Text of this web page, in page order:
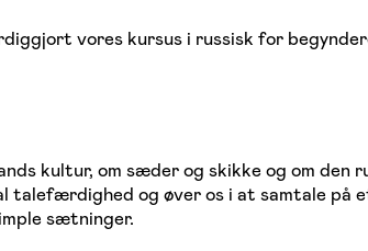
vores kursus i russisk for
kultur, om sæder og skikke og om den
talefærdighed og øver os i at samtale på
sætninger.